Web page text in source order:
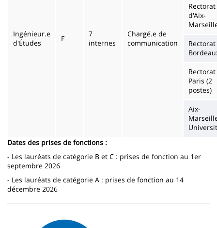
Ingénieur.e
d'Études
F
7
internes
Chargé.e de
communication
Rectorat
d'Aix-
Paris (2
postes)
Aix-
Dates des prises de fonctions :
- Les lauréats de catégorie B et C : prises de fonction au 1er
septembre 2026
- Les lauréats de catégorie A : prises de fonction au 14
décembre 2026